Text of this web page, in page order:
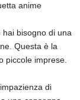
anime
bisogno di una
Questa è la
piccole imprese.
di